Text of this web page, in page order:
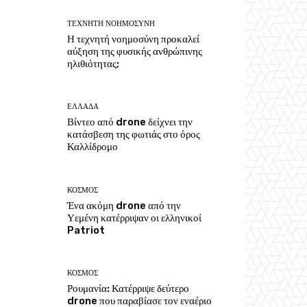
ΤΕΧΝΗΤΗ ΝΟΗΜΟΣΥΝΗ
Η τεχνητή νοημοσύνη προκαλεί
αύξηση της φυσικής ανθρώπινης
ηλιθιότητας;
ΕΛΛΑΔΑ
Βίντεο από drone δείχνει την
κατάσβεση της φωτιάς στο όρος
Καλλίδρομο
ΚΟΣΜΟΣ
Ένα ακόμη drone από την
Υεμένη κατέρριψαν οι ελληνικοί
Patriot
ΚΟΣΜΟΣ
Ρουμανία: Κατέρριψε δεύτερο
drone που παραβίασε τον εναέριο